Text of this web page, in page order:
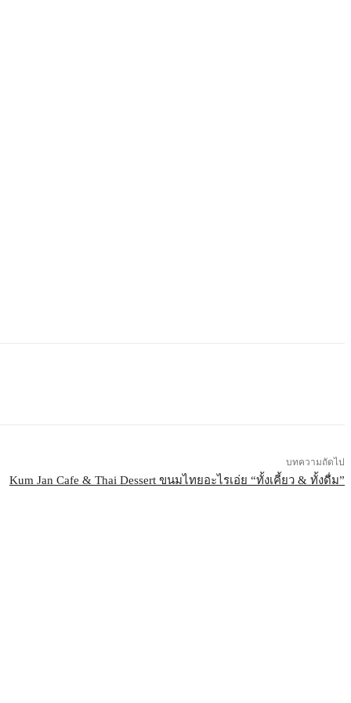
บทความถัดไป
Kum Jan Cafe & Thai Dessert ขนมไทยอะไรเอ่ย “ทั้งเคี้ยว & ทั้งดื่ม”